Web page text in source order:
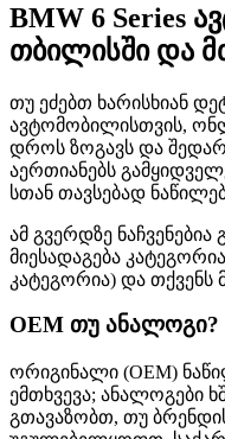
BMW 6 Series
თბილისში და
თუ ეძებთ ხარისხიან
ავტომობილისთვის,
დროს ზოგავს და
აერთიანებს
სთან თავსებად
ამ გვერდზე
მიესადაგება
კატეგორია) და
OEM თუ ანალოგი?
ორიგინალი (OEM)
ემთხვევა; ანალოგები
გთავაზობთ, თუ